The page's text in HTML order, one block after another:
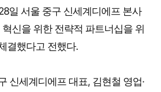
일 서울 중구 신세계디에프 본사
신을 위한 전략적 파트너십을 위
결했다고 전했다.
신세계디에프 대표, 김현철 영업·